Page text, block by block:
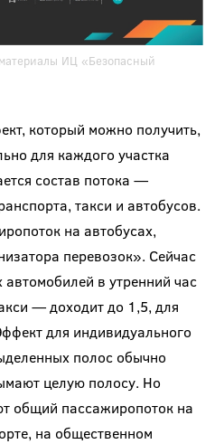
ИЦ «Безопасный
который можно получить,
для каждого участка
состав потока —
такси и автобусов.
на автобусах,
перевозок». Сейчас
в утренний час
— доходит до 1,5, для
для индивидуального
полос обычно
целую полосу. Но
общий пассажиропоток на
на общественном